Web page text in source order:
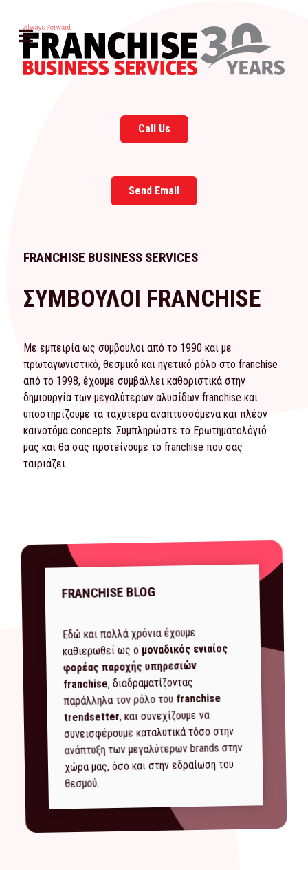
Call Us
Send Email
FRANCHISE BUSINESS SERVICES
ΣΥΜΒΟΥΛΟΙ FRANCHISE
Με εμπειρία ως σύμβουλοι από το 1990 και με
πρωταγωνιστικό, θεσμικό και ηγετικό ρόλο στο franchise
από το 1998, έχουμε συμβάλλει καθοριστικά στην
δημιουργία των μεγαλύτερων αλυσίδων franchise και
υποστηρίζουμε τα ταχύτερα αναπτυσσόμενα και πλέον
καινοτόμα concepts. Συμπληρώστε το Ερωτηματολόγιό
μας και θα σας προτείνουμε το franchise που σας
ταιριάζει.
FRANCHISE BLOG
Εδώ και πολλά χρόνια έχουμε
καθιερωθεί ως ο μοναδικός ενιαίος
φορέας παροχής υπηρεσιών
franchise, διαδραματίζοντας
παράλληλα τον ρόλο του franchise
trendsetter, και συνεχίζουμε να
συνεισφέρουμε καταλυτικά τόσο στην
ανάπτυξη των μεγαλύτερων brands στην
χώρα μας, όσο και στην εδραίωση του
θεσμού.